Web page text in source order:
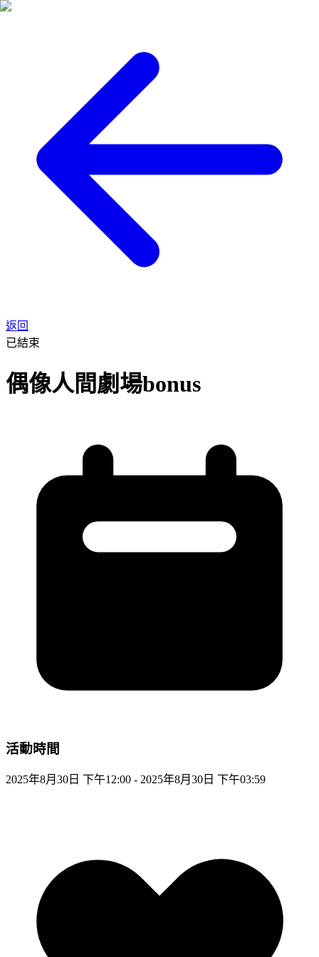
返回
已結束
偶像人間劇場bonus
活動時間
2025年8月30日 下午12:00 - 2025年8月30日 下午03:59